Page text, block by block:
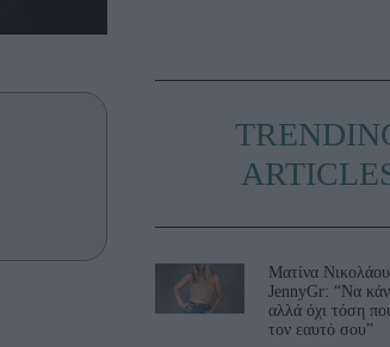
Ματίνα
JennyGr: “Να
αλλά όχι τόση
τον εαυτό σου”